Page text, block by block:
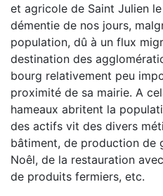
Alerte restriction des
territoire de la
les informations
Micro-entreprises : Plus
efficace, la facturation
pour vous ! :Voir le
Travaux de performance
en Corrèze : Voir le
Élection communautaire
et agricole de Saint Julien le
démentie de nos jours,
population, dû à un flux
destination des
bourg relativement peu
proximité de sa mairie. A
hameaux abritent la
des actifs vit des divers
bâtiment, de production de
Noêl, de la restauration
de produits fermiers, etc.